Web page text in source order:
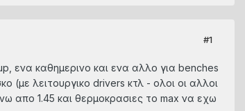
#1
ενα καθημερινο και ενα αλλο για benches
(με λειτουργικο drivers κτλ - ολοι οι αλλοι
απο 1.45 και θερμοκρασιες το max να εχω